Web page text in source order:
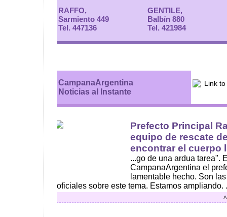
RAFFO,
Sarmiento 449
Tel. 447136
GENTILE,
Balbín 880
Tel. 421984
CampanaArgentina
Noticias al Instante
Prefecto Principal
equipo de rescate
encontrar el cuerpo
...go de una ardua tarea".
CampanaArgentina el
lamentable hecho. Son
oficiales sobre este tema. Estamos ampliando.